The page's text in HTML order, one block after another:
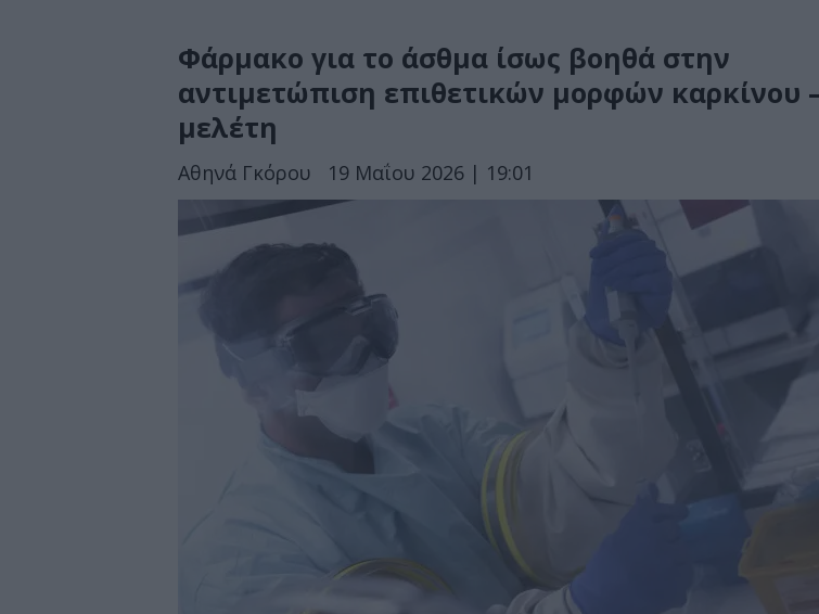
Φάρμακο για το άσθμα ίσως βοηθά στην
αντιμετώπιση επιθετικών μορφών καρκίνου
μελέτη
Αθηνά Γκόρου 19 Μαΐου 2026 | 19:01